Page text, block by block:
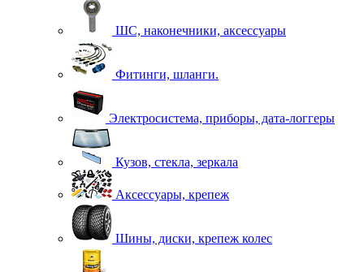
ШС, наконечники, аксессуары
Фитинги, шланги.
Электросистема, приборы, дата-логгеры
Кузов, стекла, зеркала
Аксессуары, крепеж
Шины, диски, крепеж колес